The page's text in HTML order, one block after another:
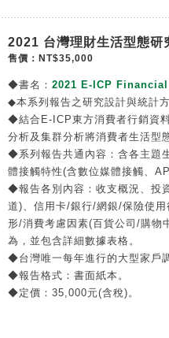
2021 台灣理財生活型態研
售價：NT$35,000
◆書名： 2021 E-ICP Financial
◆本系列報告之研究設計與統計
◆結合E-ICP東方消費者行銷資
分析及集群分析將消費者生活型
◆系列報告共通內容：含各主題
體接觸特性(含數位媒體接觸、
◆報告各別內容：收支概況、投
道)、信用卡/銀行/網銀/保險使
形/消費考慮因素(百貨公司/購物
為，並包含詳細數據表格。
◆台灣唯一每年進行的大型家戶
◆報告格式：書面紙本。
◆定價：35,000元(含稅)。